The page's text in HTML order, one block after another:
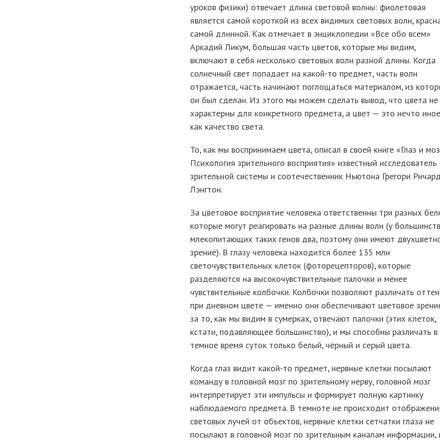
уроков физики) отвечает длина световой волны: фиолетовая
является самой короткой из всех видимых световых волн,
самой длинной. Как отмечает в энциклопедии «Все обо всем»
Аркадий Ликум, большая часть цветов, которые мы видим,
включают в себя несколько световых волн разной длины. Когда
солнечный свет попадает на какой-то предмет, часть волн
отражается, часть начинают поглощаться материалом, из
он был сделан. Из этого мы можем сделать вывод, что цвета не
характерны для конкретного предмета, а цвет — это нечто
как качество света.
То, как мы воспринимаем цвета, описал в своей книге «Глаз и
Психология зрительного восприятия» известный исследователь
зрительной системы и соотечественник Ньютона Грегори Ричард
Лэнгтон.
За цветовое восприятие человека ответственны три разных
которые могут реагировать на разные длины волн (у
млекопитающих таких генов два, поэтому они имеют
зрение). В глазу человека находится более 135 млн
светочувствительных клеток (фоторецепторов), которые
разделяются на высокочувствительные палочки и менее
чувствительные колбочки. Колбочки позволяют различать
при дневном цвете — именно они обеспечивают цветовое
за то, как мы видим в сумерках, отвечают палочки (этих клеток,
кстати, подавляющее большинство), и мы способны различать в
темное время суток только белый, чёрный и серый цвета.
Когда глаз видит какой-то предмет, нервные клетки посылают
команду в головной мозг по зрительному нерву, головной мозг
интерпретирует эти импульсы и формирует полную картинку
наблюдаемого предмета. В темноте не происходит
световых лучей от объектов, нервные клетки сетчатки глаза не
посылают в головной мозг по зрительным каналам информации,